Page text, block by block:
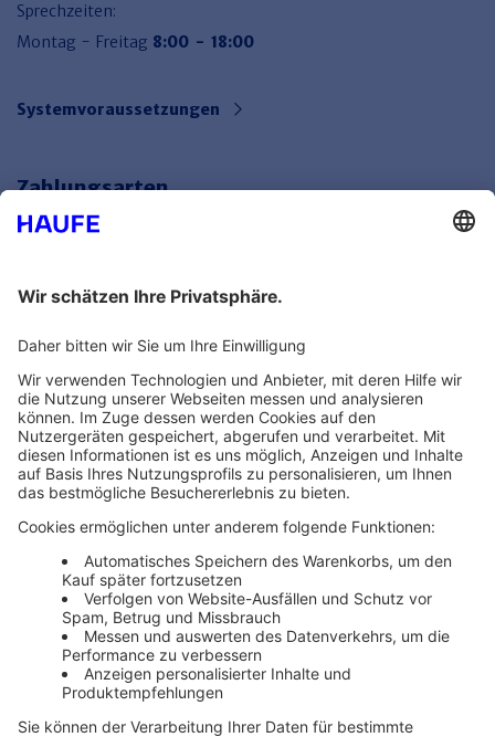
Sprechzeiten:
Montag - Freitag 8:00 - 18:00
Systemvoraussetzungen
Zahlungsarten
Themenwelten und Produktschulungen
Haufe Group